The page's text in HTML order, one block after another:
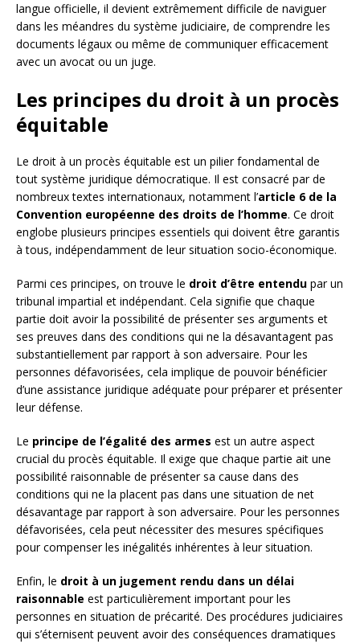
langue officielle, il devient extrêmement difficile de naviguer
dans les méandres du système judiciaire, de comprendre les
documents légaux ou même de communiquer efficacement
avec un avocat ou un juge.
Les principes du droit à un procès
équitable
Le droit à un procès équitable est un pilier fondamental de
tout système juridique démocratique. Il est consacré par de
nombreux textes internationaux, notamment l’article 6 de la
Convention européenne des droits de l’homme. Ce droit
englobe plusieurs principes essentiels qui doivent être garantis
à tous, indépendamment de leur situation socio-économique.
Parmi ces principes, on trouve le droit d’être entendu par un
tribunal impartial et indépendant. Cela signifie que chaque
partie doit avoir la possibilité de présenter ses arguments et
ses preuves dans des conditions qui ne la désavantagent pas
substantiellement par rapport à son adversaire. Pour les
personnes défavorisées, cela implique de pouvoir bénéficier
d’une assistance juridique adéquate pour préparer et présenter
leur défense.
Le principe de l’égalité des armes est un autre aspect
crucial du procès équitable. Il exige que chaque partie ait une
possibilité raisonnable de présenter sa cause dans des
conditions qui ne la placent pas dans une situation de net
désavantage par rapport à son adversaire. Pour les personnes
défavorisées, cela peut nécessiter des mesures spécifiques
pour compenser les inégalités inhérentes à leur situation.
Enfin, le droit à un jugement rendu dans un délai
raisonnable est particulièrement important pour les
personnes en situation de précarité. Des procédures judiciaires
qui s’éternisent peuvent avoir des conséquences dramatiques